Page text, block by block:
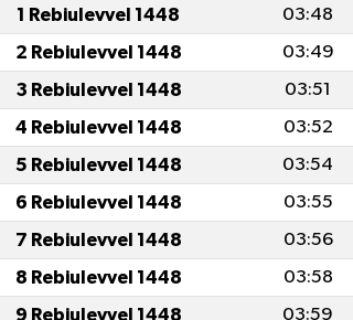
1 Rebiulevvel 1448 03:48
2 Rebiulevvel 1448 03:49
3 Rebiulevvel 1448 03:51
4 Rebiulevvel 1448 03:52
5 Rebiulevvel 1448 03:54
6 Rebiulevvel 1448 03:55
7 Rebiulevvel 1448 03:56
8 Rebiulevvel 1448 03:58
9 Rebiulevvel 1448 03:59